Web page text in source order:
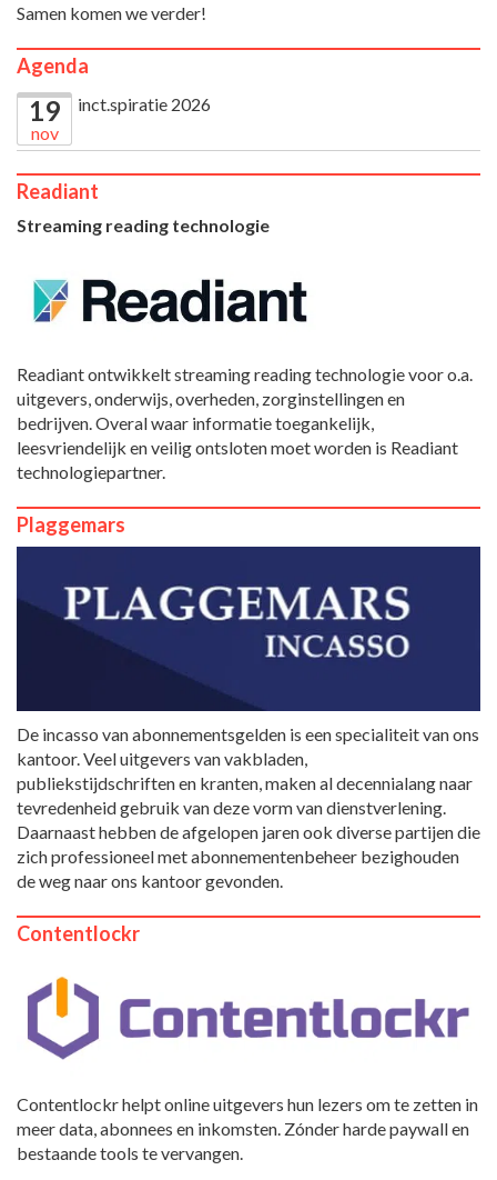
Samen komen we verder!
Agenda
19
nov
inct.spiratie 2026
Readiant
Streaming reading technologie
Readiant ontwikkelt streaming reading technologie voor o.a.
uitgevers, onderwijs, overheden, zorginstellingen en
bedrijven. Overal waar informatie toegankelijk,
leesvriendelijk en veilig ontsloten moet worden is Readiant
technologiepartner.
Plaggemars
De incasso van abonnementsgelden is een specialiteit van ons
kantoor. Veel uitgevers van vakbladen,
publiekstijdschriften en kranten, maken al decennialang naar
tevredenheid gebruik van deze vorm van dienstverlening.
Daarnaast hebben de afgelopen jaren ook diverse partijen die
zich professioneel met abonnementenbeheer bezighouden
de weg naar ons kantoor gevonden.
Contentlockr
Contentlockr helpt online uitgevers hun lezers om te zetten in
meer data, abonnees en inkomsten. Zónder harde paywall en
bestaande tools te vervangen.